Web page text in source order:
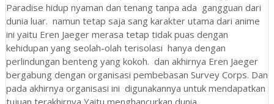
Paradise hidup nyaman dan tenang tanpa ada gangguan dari
dunia luar. namun tetap saja sang karakter utama dari anime
ini yaitu Eren Jaeger merasa tetap tidak puas dengan
kehidupan yang seolah-olah terisolasi hanya dengan
perlindungan benteng yang kokoh. dan akhirnya Eren Jaeger
bergabung dengan organisasi pembebasan Survey Corps. Dan
pada akhirnya organisasi ini digunakannya untuk mendapatkan
tujuan terakhirnya Yaitu menghancurkan dunia.